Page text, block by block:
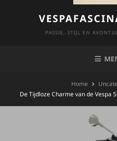
PASSIE, STIJL EN
Home
De Tijdloze Charme van de Vespa